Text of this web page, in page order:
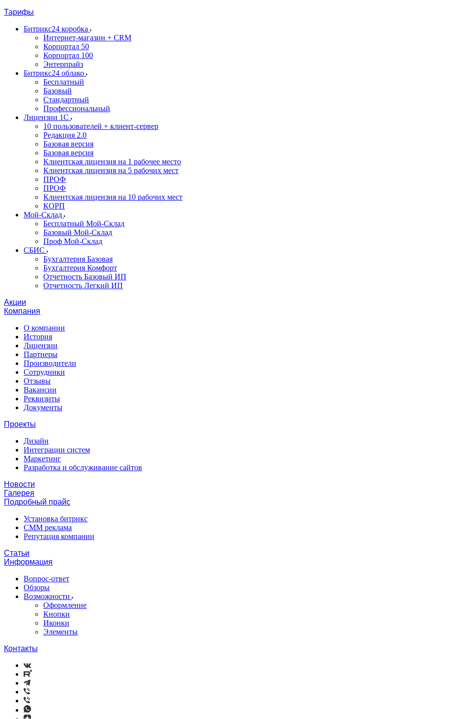
Тарифы
Битрикс24 коробка
Интернет-магазин + CRM
Корпортал 50
Корпортал 100
Энтерпрайз
Битрикс24 облако
Бесплатный
Базовый
Стандартный
Профессиональный
Лицензии 1С
10 пользователей + клиент-сервер
Редакция 2.0
Базовая версия
Базовая версия
Клиентская лицензия на 1 рабочее место
Клиентская лицензия на 5 рабочих мест
ПРОФ
ПРОФ
Клиентская лицензия на 10 рабочих мест
КОРП
Мой-Склад
Бесплатный Мой-Склад
Базовый Мой-Склад
Проф Мой-Склад
СБИС
Бухгалтерия Базовая
Бухгалтерия Комфорт
Отчетность Базовый ИП
Отчетность Легкий ИП
Акции
Компания
О компании
История
Лицензии
Партнеры
Производители
Сотрудники
Отзывы
Вакансии
Реквизиты
Документы
Проекты
Дизайн
Интеграции систем
Маркетинг
Разработка и обслуживание сайтов
Новости
Галерея
Подробный прайс
Установка битрикс
CMM реклама
Репутация компании
Статьи
Информация
Вопрос-ответ
Обзоры
Возможности
Оформление
Кнопки
Иконки
Элементы
Контакты